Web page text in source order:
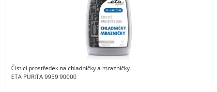
Čisticí prostředek na chladničky a mrazničky
ETA PURITA 9959 90000